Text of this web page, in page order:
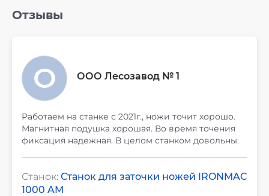
Отзывы
ООО Лесозавод № 1
Работаем на станке с 2021г., ножи точит хорошо.
Магнитная подушка хорошая. Во время точения
фиксация надежная. В целом станком довольны.
Станок: Станок для заточки ножей IRONMAC
1000 AM